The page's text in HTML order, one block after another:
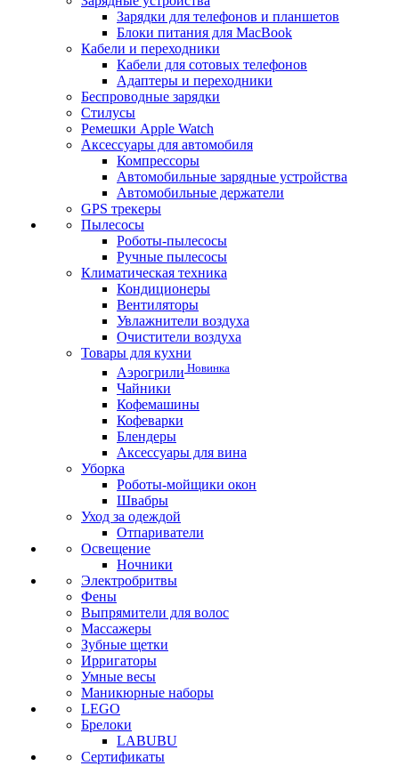
Зарядки для телефонов и планшетов
Блоки питания для MacBook
Кабели и переходники
Кабели для сотовых телефонов
Адаптеры и переходники
Беспроводные зарядки
Стилусы
Ремешки Apple Watch
Аксессуары для автомобиля
Компрессоры
Автомобильные зарядные устройства
Автомобильные держатели
GPS трекеры
Пылесосы
Роботы-пылесосы
Ручные пылесосы
Климатическая техника
Кондиционеры
Вентиляторы
Увлажнители воздуха
Очистители воздуха
Товары для кухни
Аэрогрили Новинка
Чайники
Кофемашины
Кофеварки
Блендеры
Аксессуары для вина
Уборка
Роботы-мойщики окон
Швабры
Уход за одеждой
Отпариватели
Освещение
Ночники
Электробритвы
Фены
Выпрямители для волос
Массажеры
Зубные щетки
Ирригаторы
Умные весы
Маникюрные наборы
LEGO
Брелоки
LABUBU
Сертификаты